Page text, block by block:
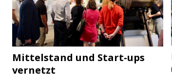
Mittelstand und Start-ups
vernetzt